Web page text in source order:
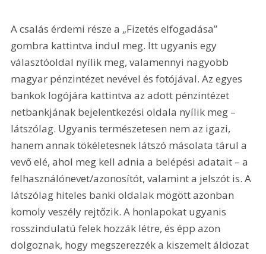
A csalás érdemi része a „Fizetés elfogadása”
gombra kattintva indul meg. Itt ugyanis egy
választóoldal nyílik meg, valamennyi nagyobb
magyar pénzintézet nevével és fotójával. Az egyes
bankok logójára kattintva az adott pénzintézet
netbankjának bejelentkezési oldala nyílik meg –
látszólag. Ugyanis természetesen nem az igazi,
hanem annak tökéletesnek látszó másolata tárul a
vevő elé, ahol meg kell adnia a belépési adatait – a
felhasználónevet/azonosítót, valamint a jelszót is. A
látszólag hiteles banki oldalak mögött azonban
komoly veszély rejtőzik. A honlapokat ugyanis
rosszindulatú felek hozzák létre, és épp azon
dolgoznak, hogy megszerezzék a kiszemelt áldozat